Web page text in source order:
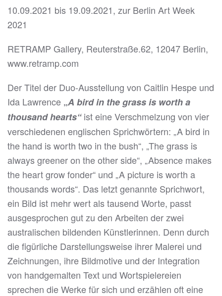
10.09.2021 bis 19.09.2021, zur Berlin Art Week
2021
RETRAMP Gallery, Reuterstraße.62, 12047 Berlin,
www.retramp.com
Der Titel der Duo-Ausstellung von Caitlin Hespe und
Ida Lawrence „A bird in the grass is worth a
thousand hearts“ist eine Verschmelzung von vier
verschiedenen englischen Sprichwörtern: „A bird in
the hand is worth two in the bush“, „The grass is
always greener on the other side“, „Absence makes
the heart grow fonder“ und „A picture is worth a
thousands words“. Das letzt genannte Sprichwort,
ein Bild ist mehr wert als tausend Worte, passt
ausgesprochen gut zu den Arbeiten der zwei
australischen bildenden Künstlerinnen. Denn durch
die figürliche Darstellungsweise ihrer Malerei und
Zeichnungen, ihre Bildmotive und der Integration
von handgemalten Text und Wortspielereien
sprechen die Werke für sich und erzählen oft eine